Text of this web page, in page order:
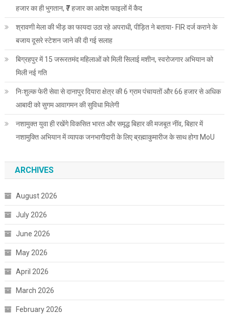
हजार का ही भुगतान, ₹7 हजार का आदेश फाइलों में कैद
श्रावणी मेला की भीड़ का फायदा उठा रहे अपराधी, पीड़ित ने बताया- FIR दर्ज कराने के
बजाय दूसरे स्टेशन जाने की दी गई सलाह
बिग्रहपुर में 15 जरूरतमंद महिलाओं को मिली सिलाई मशीन, स्वरोजगार अभियान को
मिली नई गति
निःशुल्क फेरी सेवा से दानापुर दियारा क्षेत्र की 6 ग्राम पंचायतों और 66 हजार से अधिक
आबादी को सुगम आवागमन की सुविधा मिलेगी
नशामुक्त युवा ही रखेंगे विकसित भारत और समृद्ध बिहार की मजबूत नींव, बिहार में
नशामुक्ति अभियान में व्यापक जनभागीदारी के लिए ब्रह्माकुमारीज के साथ होगा MoU
ARCHIVES
August 2026
July 2026
June 2026
May 2026
April 2026
March 2026
February 2026